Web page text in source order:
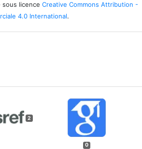
sous licence Creative Commons Attribution -
4.0 International.
2
0